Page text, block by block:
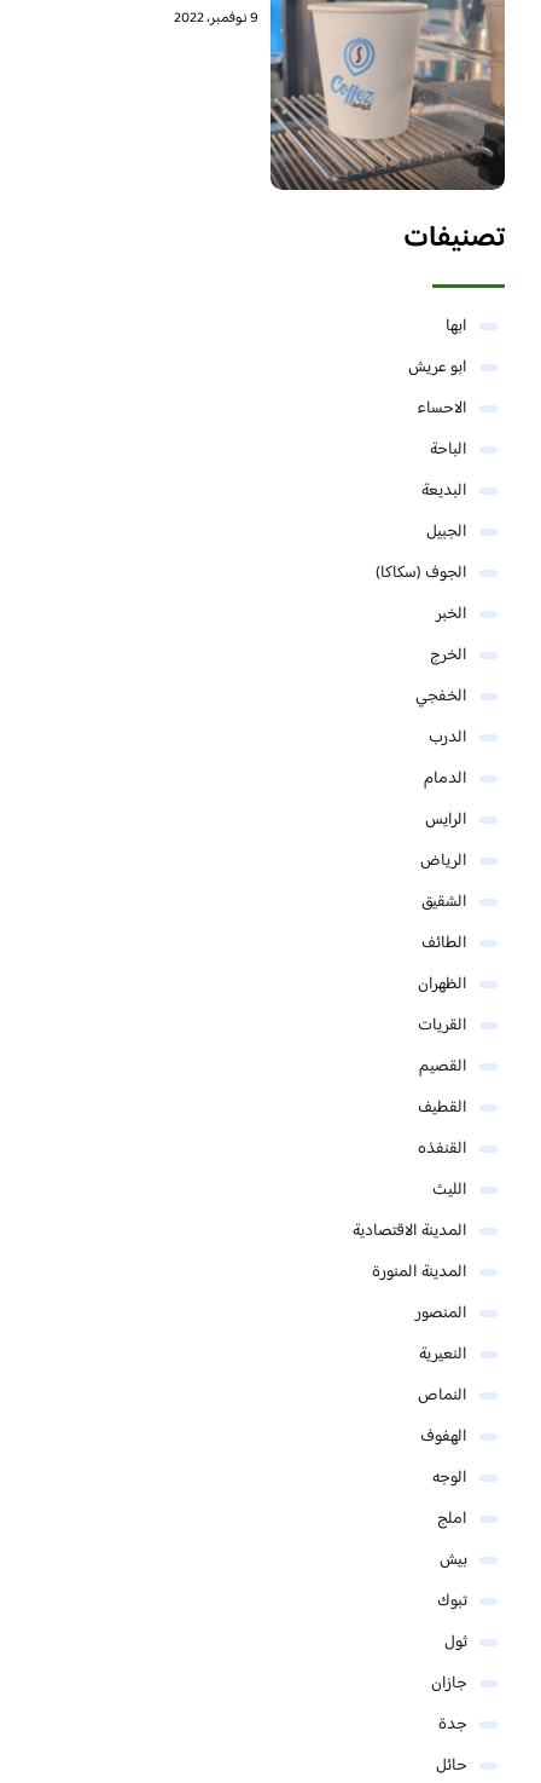
9 نوفمبر، 2022
تصنيفات
ابها
ابو عريش
الاحساء
الباحة
البديعة
الجبيل
الجوف (سكاكا)
الخبر
الخرج
الخفجي
الدرب
الدمام
الرايس
الرياض
الشقيق
الطائف
الظهران
القريات
القصيم
القطيف
القنفذه
الليث
المدينة الاقتصادية
المدينة المنورة
المنصور
النعيرية
النماص
الهفوف
الوجه
املج
بيش
تبوك
ثول
جازان
جدة
حائل